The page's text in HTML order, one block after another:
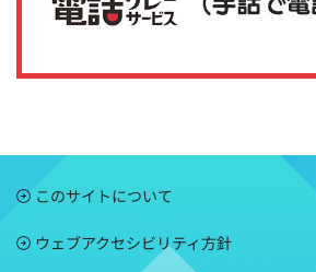
このサイトについて
ウェブアクセシビリティ方針